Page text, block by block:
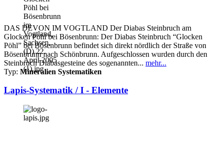
DAS DEVON IM VOGTLAND Der Diabas Steinbruch am
Glocken Pöhl bei Bösenbrunn: Der Diabas Steinbruch “Glocken
Pöhl” bei Bösenbrunn befindet sich direkt nördlich der Straße von
Bösenbrunn nach Schönbrunn. Aufgeschlossen wurden durch den
Steinbruch Diabasgesteine des sogenannten... mehr...
Typ: Mineralien Systematiken
Lapis-Systematik / I - Elemente